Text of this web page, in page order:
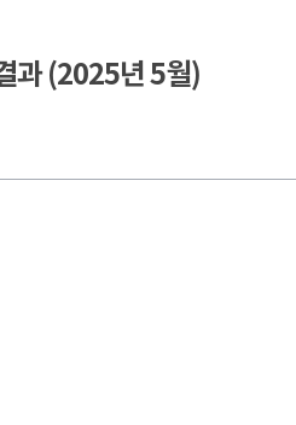
과 (2025년 5월)